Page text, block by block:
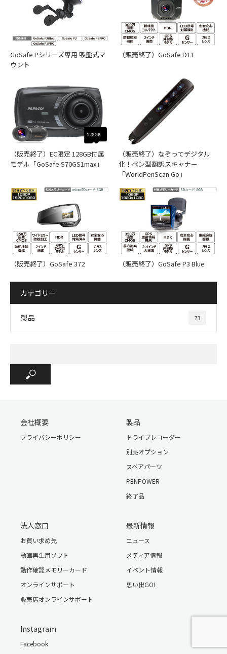
取り付け方法
①メモリーカードのセット：メモリーカードの金属面を上に
し、カードスロットに挿入
②最初に取り付け位置を決めてください。取付位置のガラス
をクリーニングクロスで汚れや油分、水分を除いて清掃して
ください。
③ベースブラケットと本体のブラケットスロットにスライド
して取り付けてください。ベースブラケットを適切な位置に
しないでください）
④カメラアングルの調整：本体を起動した後、カメラレンズ
部の角度を調整、本体の液晶画面やレンズ保護フィルムを剥
がしてください
（※映像が暗く色が異なって記録されてしまうため必ずレン
②フロントガラスの上側20%以内の範囲に取り付けてくだ
さい。実際の車種によって取付場所が多少ずれることがあ
バージョン V1.04-JP
公開時間
ダウンロード ダウンロード
手順書 ダウンロード
(2017/8/4更新)
更新内容 Gセンサー表示修正
■ カタログ ダウンロード
動作確認メモリーカード
総合カタログ
ダウンロード
GoSafe 388mini 専用ベースブラケット
型番：A-GS-G16 JANコード：4582448450754
GoSafe 388mini 専用両面シート
型番：A-GS-G17 JANコード：4582448450761
ドライブレコーダー対応GPSアンテナ
型番：A-JP-RVC-2 JANコード：4582448450419
スマート 常時直結電源コード
型番：A-JP-RVC-1 JANコード：4582448450372
GoSafe Pシリーズ専用 吸盤式マ
ウント
（販売終了）GoSafe D11
（販売終了）EC限定 128GB付属
モデル「GoSafe S70GS1max」
（販売終了）なぞってデジタル
化！ペン型翻訳スキャナー
「WorldPenScan Go」
（販売終了）GoSafe 372 （販売終了）GoSafe P3 Blue
カテゴリー
製品 73
会社概要
プライバシーポリシー
製品
ドライブレコーダー
別売オプション
スペアパーツ
PENPOWER
終了品
法人窓口
お買い求め先
動画再生用ソフト
動作確認メモリーカード
オンラインサポート
販売店オンラインサポート
最新情報
ニュース
メディア情報
イベント情報
思い出GO!
Instagram
Facebook